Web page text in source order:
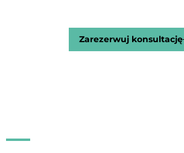
Zarezerwuj konsultację